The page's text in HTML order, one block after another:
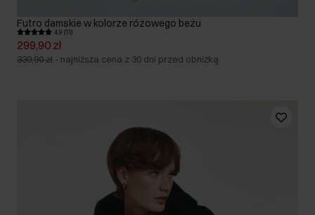
Futro damskie w kolorze różowego beżu
4.9 (11)
299,90 zł
339,90 zł - najniższa cena z 30 dni przed obniżką